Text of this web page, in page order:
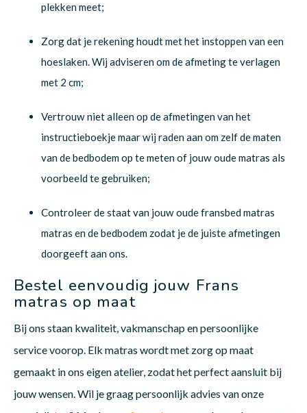
plekken meet;
Zorg dat je rekening houdt met het instoppen van een
hoeslaken. Wij adviseren om de afmeting te verlagen
met 2 cm;
Vertrouw niet alleen op de afmetingen van het
instructieboekje maar wij raden aan om zelf de maten
van de bedbodem op te meten of jouw oude matras als
voorbeeld te gebruiken;
Controleer de staat van jouw oude fransbed matras
matras en de bedbodem zodat je de juiste afmetingen
doorgeeft aan ons.
Bestel eenvoudig jouw Frans
matras op maat
Bij ons staan kwaliteit, vakmanschap en persoonlijke
service voorop. Elk matras wordt met zorg op maat
gemaakt in ons eigen atelier, zodat het perfect aansluit bij
jouw wensen. Wil je graag persoonlijk advies van onze